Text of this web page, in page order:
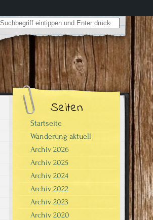
Search for:
Seiten
Startseite
Wanderung aktuell
Archiv 2026
Archiv 2025
Archiv 2024
Archiv 2022
Archiv 2023
Archiv 2020